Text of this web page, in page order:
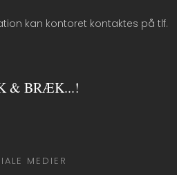
kan kontoret kontaktes på tlf.
& BRÆK...!​
MEDIER